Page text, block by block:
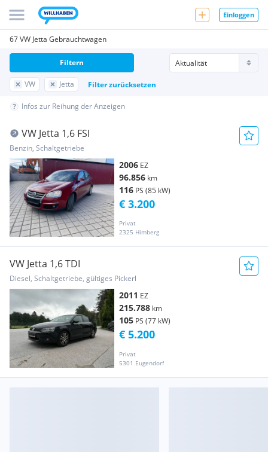
Einloggen
67 VW Jetta Gebrauchtwagen
VW Jetta Filter zurücksetzen
Filtern
Infos zur Reihung der Anzeigen
VW Jetta 1,6 FSI
Benzin, Schaltgetriebe
2006 EZ
96.856 km
116 PS (85 kW)
Privat
2325 Himberg
€ 3.200
VW Jetta 1,6 TDI
Diesel, Schaltgetriebe, gültiges Pickerl
2011 EZ
215.788 km
105 PS (77 kW)
Privat
5301 Eugendorf
€ 5.200